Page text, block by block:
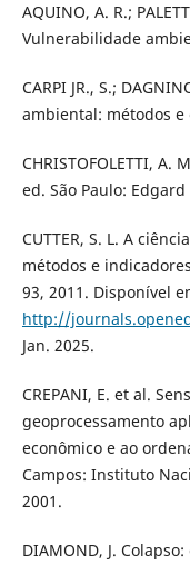
AQUINO, A. R.;
Vulnerabilidade
CARPI JR., S.;
ambiental: métodos e
CHRISTOFOLETTI,
ed. São Paulo:
CUTTER, S. L. A
métodos e
93, 2011. Disponível
http://
Jan. 2025.
CREPANI, E. et al.
geoprocessamento
econômico e ao
Campos: Instituto
2001.
DIAMOND, J.